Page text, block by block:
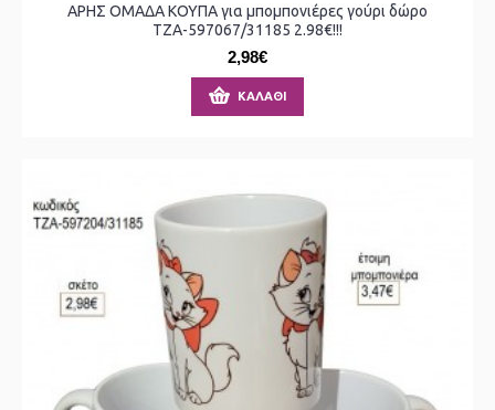
ΑΡΗΣ ΟΜΑΔΑ ΚΟΥΠΑ για μπομπονιέρες γούρι δώρο
ΤΖΑ-597067/31185 2.98€!!!
2,98€
ΚΑΛΆΘΙ